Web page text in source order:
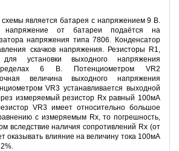
является батарея с напряжением 9 В.
напряжение от батареи подаётся на
напряжения типа 7806. Конденсатор
скачков напряжения. Резисторы R1,
установки выходного напряжения
6 В. Потенциометром VR2
величина выходного напряжения
VR3 устанавливается выходной
измеряемый резистор Rx равный 100мА
VR3 имеет относительно большое
с измеряемым Rx, то погрешность,
вследствие наличия сопротивлений Rx (от
оказывать влияние на величину тока 100мА